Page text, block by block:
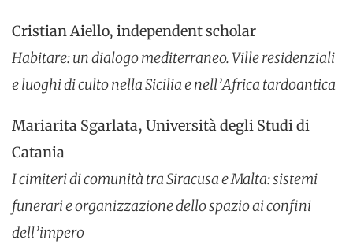
Cristian Aiello, independent scholar
Habitare: un dialogo mediterraneo. Ville residenziali
e luoghi di culto nella Sicilia e nell’Africa tardoantica
Mariarita Sgarlata, Università degli Studi di
Catania
I cimiteri di comunità tra Siracusa e Malta: sistemi
funerari e organizzazione dello spazio ai confini
dell’impero